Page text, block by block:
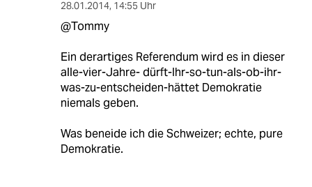
28.01.2014, 14:55 Uhr
@Tommy
Ein derartiges Referendum wird es in dieser
alle-vier-Jahre- dürft-Ihr-so-tun-als-ob-ihr-
was-zu-entscheiden-hättet Demokratie
niemals geben.
Was beneide ich die Schweizer; echte, pure
Demokratie.